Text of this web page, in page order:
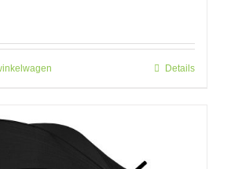
Details